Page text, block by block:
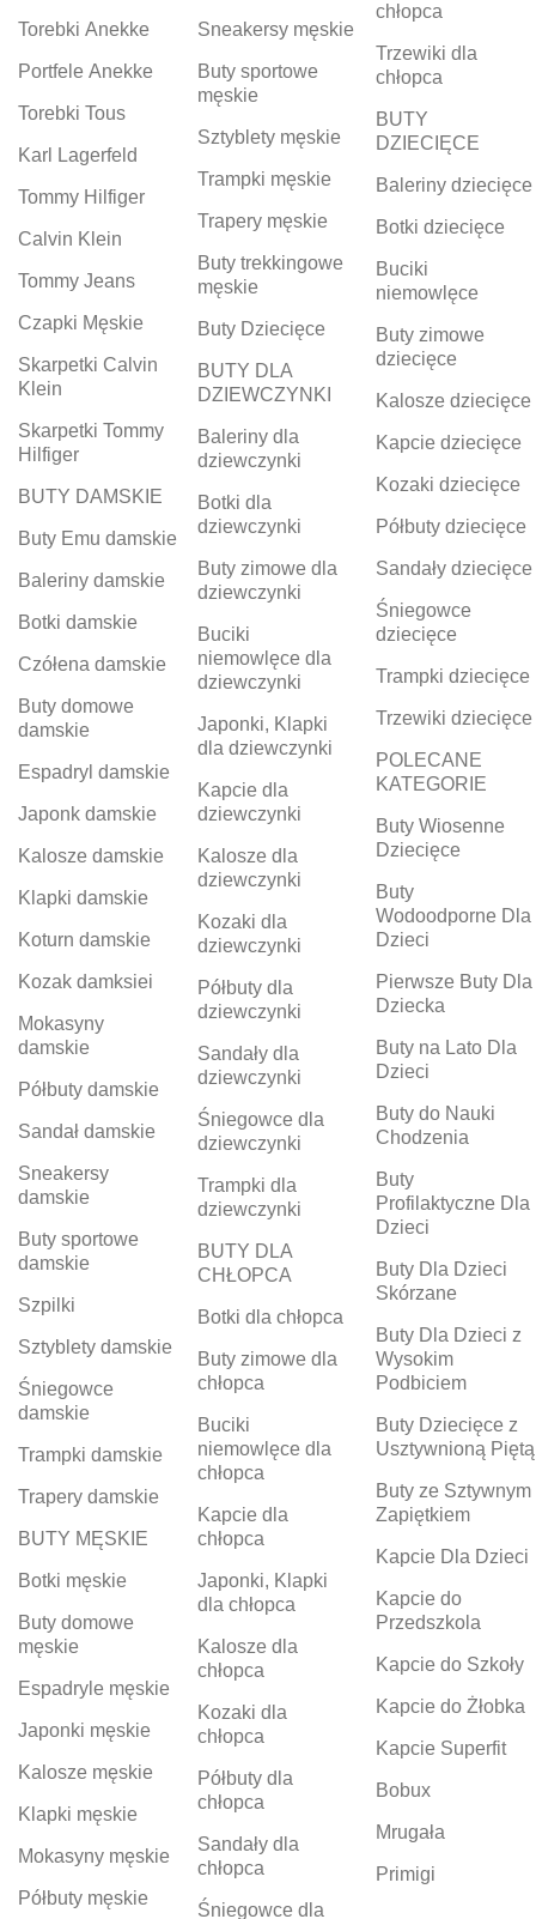
Torebki Anekke
Portfele Anekke
Torebki Tous
Karl Lagerfeld
Tommy Hilfiger
Calvin Klein
Tommy Jeans
Czapki Męskie
Skarpetki Calvin
Klein
Skarpetki Tommy
Hilfiger
BUTY DAMSKIE
Buty Emu damskie
Baleriny damskie
Botki damskie
Czółena damskie
Buty domowe
damskie
Espadryl damskie
Japonk damskie
Kalosze damskie
Klapki damskie
Koturn damskie
Kozak damksiei
Mokasyny
damskie
Półbuty damskie
Sandał damskie
Sneakersy
damskie
Buty sportowe
damskie
Szpilki
Sztyblety damskie
Śniegowce
damskie
Trampki damskie
Trapery damskie
BUTY MĘSKIE
Botki męskie
Buty domowe
męskie
Espadryle męskie
Japonki męskie
Kalosze męskie
Klapki męskie
Mokasyny męskie
Półbuty męskie
Sneakersy męskie
Buty sportowe
męskie
Sztyblety męskie
Trampki męskie
Trapery męskie
Buty trekkingowe
męskie
Buty Dziecięce
BUTY DLA
DZIEWCZYNKI
Baleriny dla
dziewczynki
Botki dla
dziewczynki
Buty zimowe dla
dziewczynki
Buciki
niemowlęce dla
dziewczynki
Japonki, Klapki
dla dziewczynki
Kapcie dla
dziewczynki
Kalosze dla
dziewczynki
Kozaki dla
dziewczynki
Półbuty dla
dziewczynki
Sandały dla
dziewczynki
Śniegowce dla
dziewczynki
Trampki dla
dziewczynki
BUTY DLA
CHŁOPCA
Botki dla chłopca
Buty zimowe dla
chłopca
Buciki
niemowlęce dla
chłopca
Kapcie dla
chłopca
Japonki, Klapki
dla chłopca
Kalosze dla
chłopca
Kozaki dla
chłopca
Półbuty dla
chłopca
Sandały dla
chłopca
Śniegowce dla
chłopca
Trzewiki dla
chłopca
BUTY
DZIECIĘCE
Baleriny dziecięce
Botki dziecięce
Buciki
niemowlęce
Buty zimowe
dziecięce
Kalosze dziecięce
Kapcie dziecięce
Kozaki dziecięce
Półbuty dziecięce
Sandały dziecięce
Śniegowce
dziecięce
Trampki dziecięce
Trzewiki dziecięce
POLECANE
KATEGORIE
Buty Wiosenne
Dziecięce
Buty
Wodoodporne Dla
Dzieci
Pierwsze Buty Dla
Dziecka
Buty na Lato Dla
Dzieci
Buty do Nauki
Chodzenia
Buty
Profilaktyczne Dla
Dzieci
Buty Dla Dzieci
Skórzane
Buty Dla Dzieci z
Wysokim
Podbiciem
Buty Dziecięce z
Usztywnioną Piętą
Buty ze Sztywnym
Zapiętkiem
Kapcie Dla Dzieci
Kapcie do
Przedszkola
Kapcie do Szkoły
Kapcie do Żłobka
Kapcie Superfit
Bobux
Mrugała
Primigi